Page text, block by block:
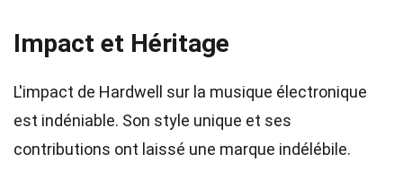
Impact et Héritage
L'impact de Hardwell sur la musique électronique
est indéniable. Son style unique et ses
contributions ont laissé une marque indélébile.